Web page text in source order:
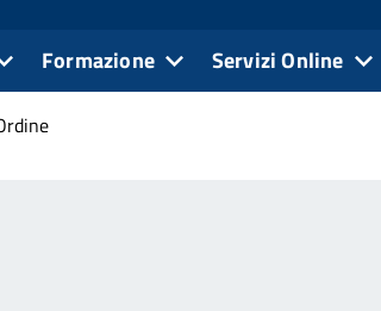
Formazione Servizi Online